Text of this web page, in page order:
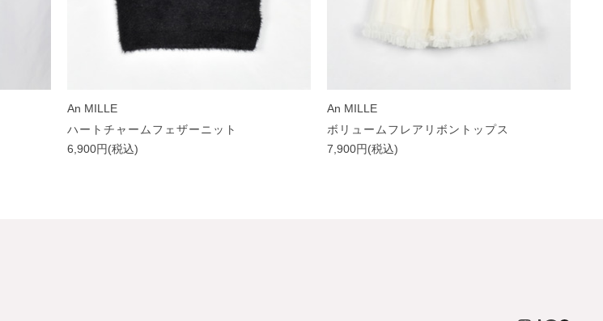
An MILLE
ハートチャームフェザーニット
6,900円(税込)
An MILLE
ボリュームフレアリボントップス
7,900円(税込)